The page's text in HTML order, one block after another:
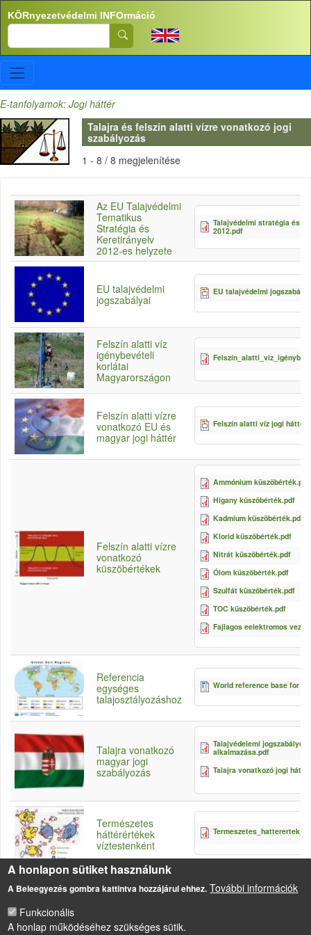
Ugrás a tartalomra
KÖRnyezetvédelmi INFOrmáció
Search
E-tanfolyamok: Jogi háttér
Talajra és felszín alatti vízre vonatkozó jogi
szabályozás
1 - 8 / 8 megjelenítése
Az EU Talajvédelmi
Tematikus
Stratégia és
Keretirányelv
2012-es helyzete
Talajvédelmi stratégia és
2012.pdf
EU talajvédelmi
jogszabályai
EU talajvédelmi
Felszín alatti víz
igénybevételi
korlátai
Magyarországon
Felszín alatti vízre
vonatkozó EU és
magyar jogi háttér
Felszín alatti víz jogi
Felszín alatti vízre
vonatkozó
küszöbértékek
Ammónium küszöbérték.pdf
Higany küszöbérték.pdf
Kadmium küszöbérték.pdf
Klorid küszöbérték.pdf
Nitrát küszöbérték.pdf
Ólom küszöbérték.pdf
Szulfát küszöbérték.pdf
TOC küszöbérték.pdf
Fajlagos eelektromos
Referencia
egységes
talajosztályozáshoz
World reference base for
Talajra vonatkozó
magyar jogi
szabályozás
Talajvédelemi jogszabályok
alkalmazása.pdf
Talajra vonatkozó jogi
Természetes
háttérértékek
víztestenként
A honlapon sütiket használunk
A Beleegyezés gombra kattintva hozzájárul ehhez. További információk
Funkcionális
A honlap működéséhez szükséges sütik.